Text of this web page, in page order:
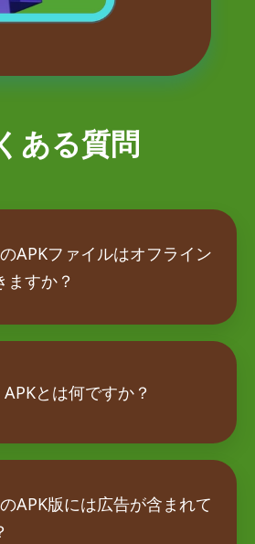
ある質問
APKファイルはオフライン
ますか？
とは何ですか？
APK版には広告が含まれて